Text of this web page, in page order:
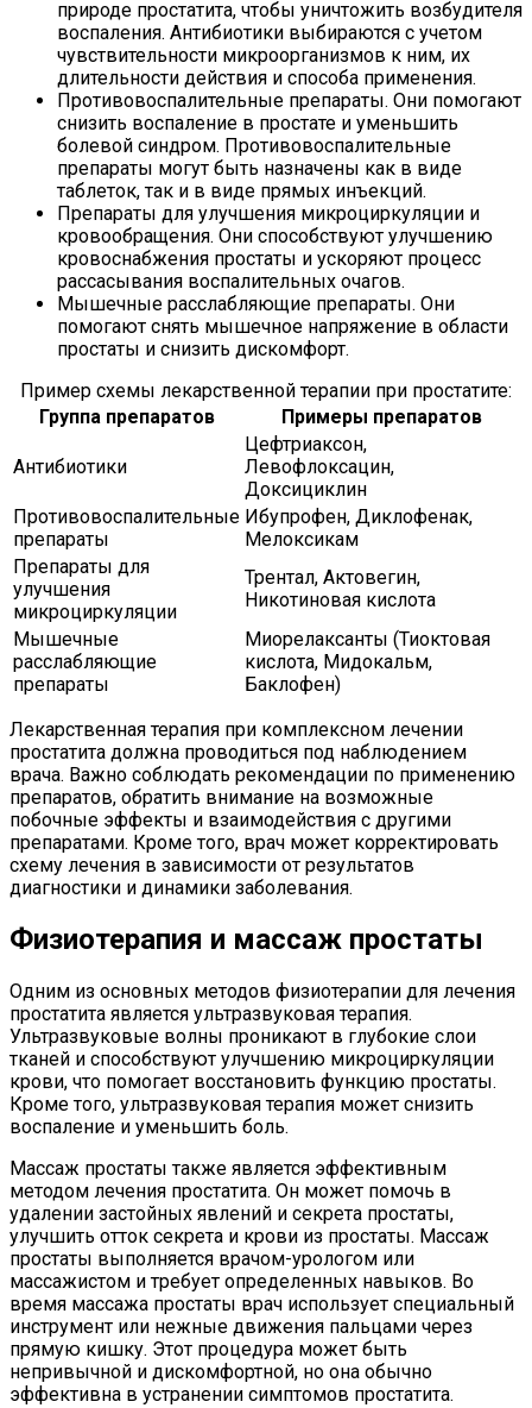
природе простатита, чтобы уничтожить возбудителя
воспаления. Антибиотики выбираются с учетом
чувствительности микроорганизмов к ним, их
длительности действия и способа применения.
Противовоспалительные препараты. Они помогают
снизить воспаление в простате и уменьшить
болевой синдром. Противовоспалительные
препараты могут быть назначены как в виде
таблеток, так и в виде прямых инъекций.
Препараты для улучшения микроциркуляции и
кровообращения. Они способствуют улучшению
кровоснабжения простаты и ускоряют процесс
рассасывания воспалительных очагов.
Мышечные расслабляющие препараты. Они
помогают снять мышечное напряжение в области
простаты и снизить дискомфорт.
Пример схемы лекарственной терапии при простатите:
Группа препаратов
Примеры препаратов
Антибиотики
Цефтриаксон,
Левофлоксацин,
Доксициклин
Противовоспалительные
препараты
Ибупрофен, Диклофенак,
Мелоксикам
Препараты для
улучшения
микроциркуляции
Трентал, Актовегин,
Никотиновая кислота
Мышечные
расслабляющие
препараты
Миорелаксанты (Тиоктовая
кислота, Мидокальм,
Баклофен)
Лекарственная терапия при комплексном лечении
простатита должна проводиться под наблюдением
врача. Важно соблюдать рекомендации по применению
препаратов, обратить внимание на возможные
побочные эффекты и взаимодействия с другими
препаратами. Кроме того, врач может корректировать
схему лечения в зависимости от результатов
диагностики и динамики заболевания.
Физиотерапия и массаж простаты
Одним из основных методов физиотерапии для лечения
простатита является ультразвуковая терапия.
Ультразвуковые волны проникают в глубокие слои
тканей и способствуют улучшению микроциркуляции
крови, что помогает восстановить функцию простаты.
Кроме того, ультразвуковая терапия может снизить
воспаление и уменьшить боль.
Массаж простаты также является эффективным
методом лечения простатита. Он может помочь в
удалении застойных явлений и секрета простаты,
улучшить отток секрета и крови из простаты. Массаж
простаты выполняется врачом-урологом или
массажистом и требует определенных навыков. Во
время массажа простаты врач использует специальный
инструмент или нежные движения пальцами через
прямую кишку. Этот процедура может быть
непривычной и дискомфортной, но она обычно
эффективна в устранении симптомов простатита.